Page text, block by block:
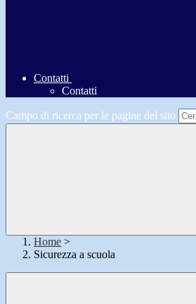
Contatti
Contatti
Campo di ricerca per le pagine del sito
Home >
Sicurezza a scuola